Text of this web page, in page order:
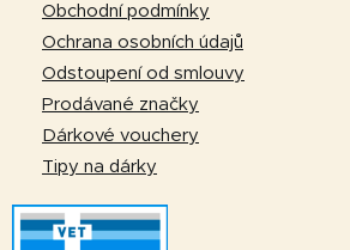
Obchodní podmínky
Ochrana osobních údajů
Odstoupení od smlouvy
Prodávané značky
Dárkové vouchery
Tipy na dárky